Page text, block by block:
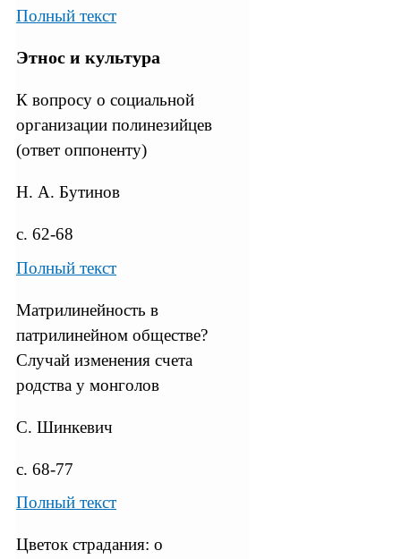
Полный текст
Этнос и культура
К вопросу о социальной
организации полинезийцев
(ответ оппоненту)
Н. А. Бутинов
с. 62-68
Полный текст
Матрилинейность в
патрилинейном обществе?
Случай изменения счета
родства у монголов
C. Шинкевич
с. 68-77
Полный текст
Цветок страдания: о